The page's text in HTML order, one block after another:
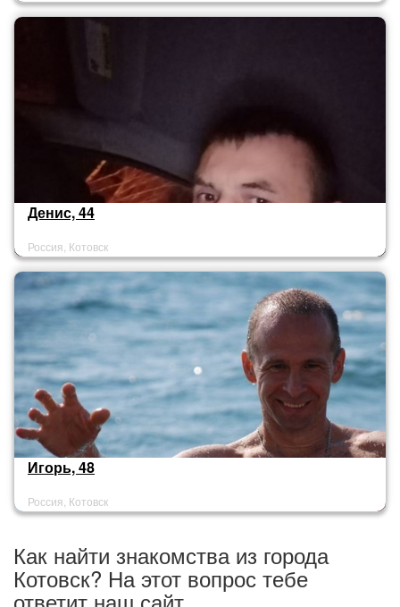
Денис, 44
Россия, Котовск
Игорь, 48
Россия, Котовск
Как найти знакомства из города
Котовск? На этот вопрос тебе